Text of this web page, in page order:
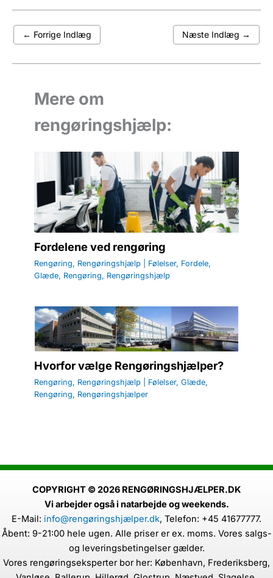
← Forrige Indlæg Næste Indlæg →
Mere om
rengøringshjælp:
Fordelene ved rengøring
Rengøring, Rengøringshjælp Følelser, Fordele,
Glæde, Rengøring, Rengøringshjælp
Hvorfor vælge Rengøringshjælper?
Rengøring, Rengøringshjælp Følelser,Glæde,
Rengøring, Rengøringshjælper
COPYRIGHT © 2026 RENGØRINGSHJÆLPER.DK
Vi arbejder også i natarbejde og weekends.
E-Mail: info@rengøringshjælper.dk, Telefon: +45 41677777.
Åbent: 9-21:00 hele ugen. Alle priser er ex. moms. Vores salgs-
og leveringsbetingelser gælder.
Vores rengøringseksperter bor her: København, Frederiksberg,